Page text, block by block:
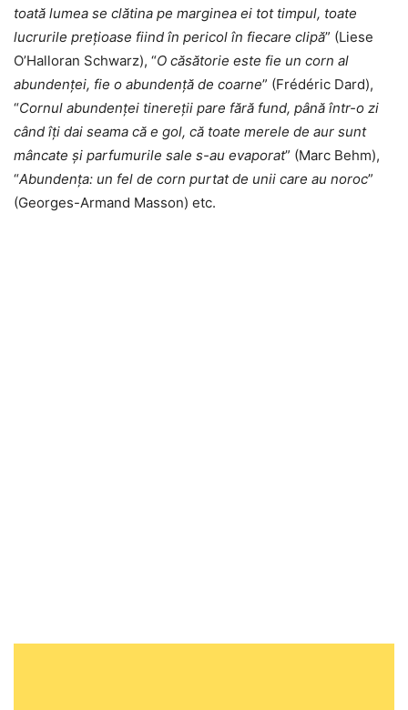
toată lumea se clătina pe marginea ei tot timpul, toate
lucrurile prețioase fiind în pericol în fiecare clipă” (Liese
O’Halloran Schwarz), “O căsătorie este fie un corn al
abundenței, fie o abundență de coarne” (Frédéric Dard),
“Cornul abundenței tinereții pare fără fund, până într-o zi
când îți dai seama că e gol, că toate merele de aur sunt
mâncate și parfumurile sale s-au evaporat” (Marc Behm),
“Abundența: un fel de corn purtat de unii care au noroc”
(Georges-Armand Masson) etc.